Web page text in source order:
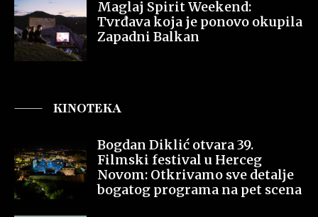
Maglaj Spirit Weekend:
Tvrđava koja je ponovo okupila
Zapadni Balkan
KINOTEKA
Bogdan Diklić otvara 39.
Filmski festival u Herceg
Novom: Otkrivamo sve detalje
bogatog programa na pet scena